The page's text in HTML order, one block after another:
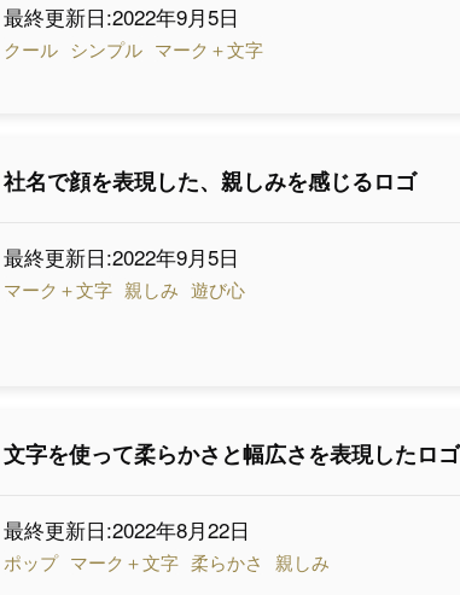
最終更新日:2022年9月5日
クール シンプル マーク＋文字
社名で顔を表現した、親しみを感じるロゴ
最終更新日:2022年9月5日
マーク＋文字 親しみ 遊び心
文字を使って柔らかさと幅広さを表現したロゴ
最終更新日:2022年8月22日
ポップ マーク＋文字 柔らかさ 親しみ